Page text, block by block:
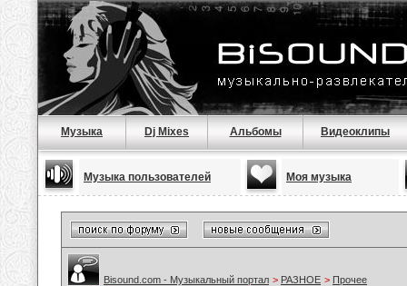
Музыка Dj Mixes Альбомы Видеоклипы
Музыка пользователей Моя музыка
Bisound.com - Музыкальный портал > РАЗНОЕ > Прочее